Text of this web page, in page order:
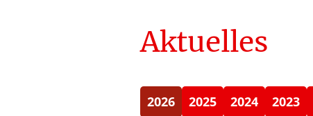
Aktuelles
2026 2025 2024 2023